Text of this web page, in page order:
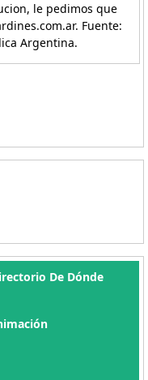
le pedimos que
Fuente:
Argentina.
De Dónde